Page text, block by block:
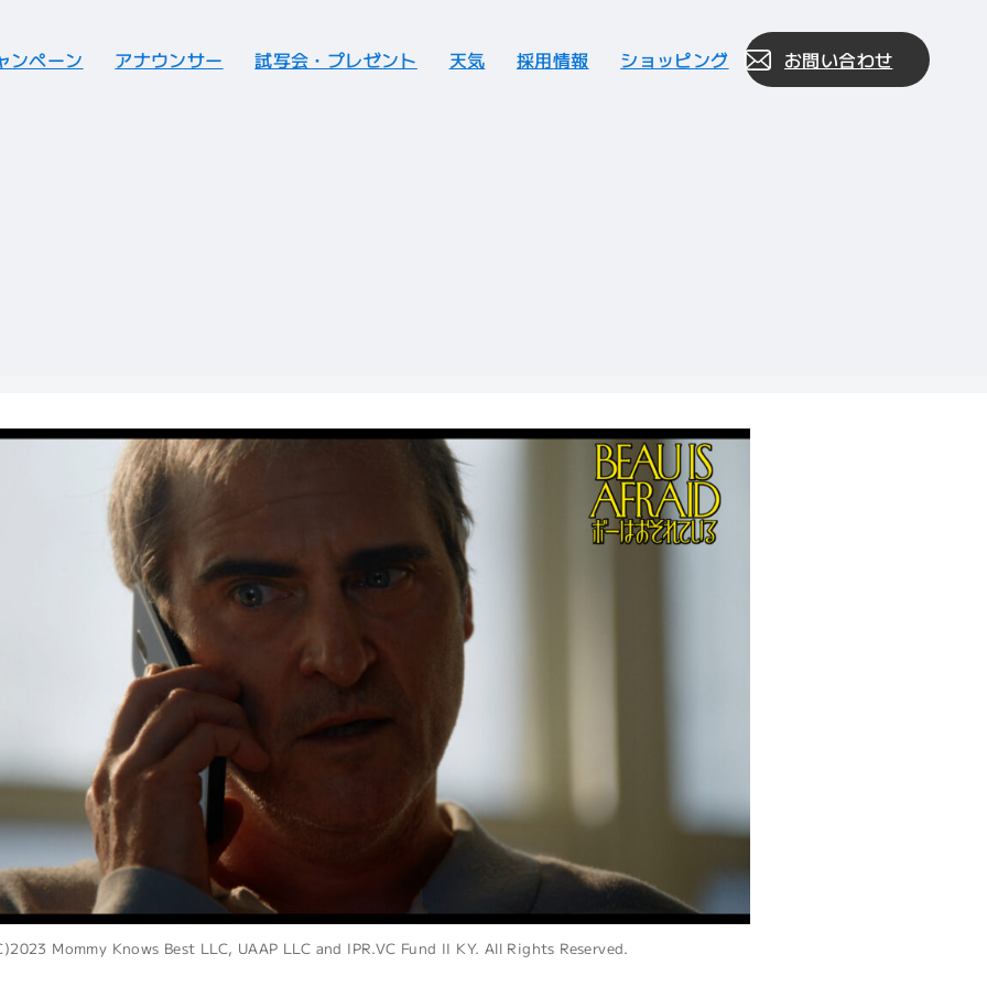
ンペーン アナウンサー 試写会・プレゼント 天気 採用情報 ショッピング お問い合わせ
Mommy Knows Best LLC, UAAP LLC and IPR.VC Fund II KY. All Rights Reserved.